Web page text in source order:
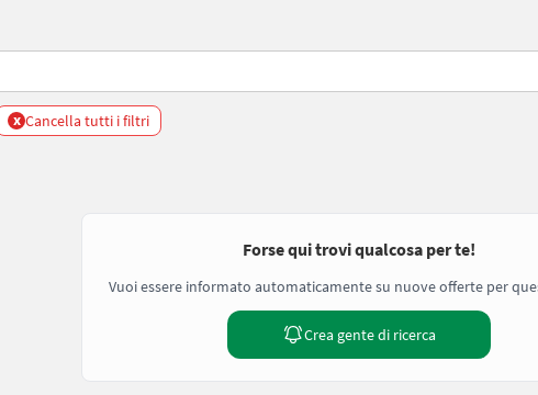
x Cancella tutti i filtri
Forse qui trovi qualcosa per te!
Vuoi essere informato automaticamente su nuove offerte per
Crea gente di ricerca